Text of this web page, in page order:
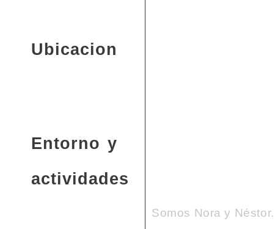
Ubicacion
Entorno y
actividades
Somos Nora y Néstor.